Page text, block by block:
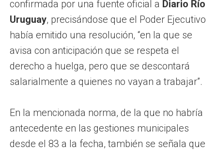
confirmada por una fuente oficial a Diario Río
Uruguay, precisándose que el Poder Ejecutivo
había emitido una resolución, “en la que se
avisa con anticipación que se respeta el
derecho a huelga, pero que se descontará
salarialmente a quienes no vayan a trabajar”.
En la mencionada norma, de la que no habría
antecedente en las gestiones municipales
desde el 83 a la fecha, también se señala que